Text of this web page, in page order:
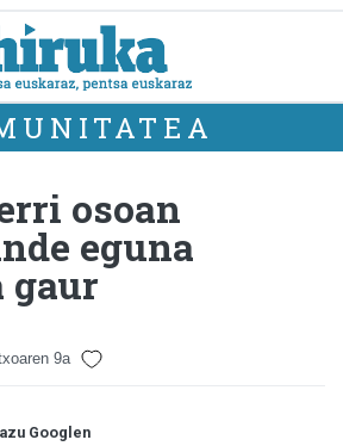
osoan
eguna
gaur
9a
Googlen